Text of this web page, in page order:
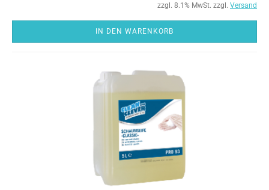
zzgl. 8.1% MwSt. zzgl. Versand
IN DEN WARENKORB